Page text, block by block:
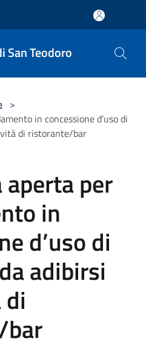
San Teodoro
>
in concessione d’uso di
di ristorante/bar
per
in
d’uso di
adibirsi